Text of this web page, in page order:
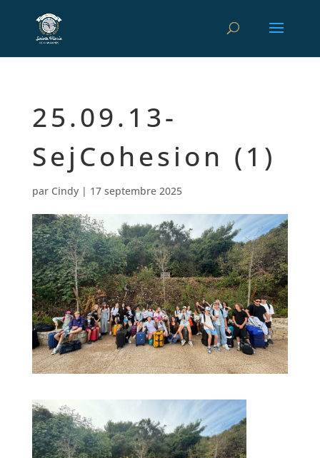
25.09.13-
SejCohesion (1)
par Cindy| 17 septembre 2025